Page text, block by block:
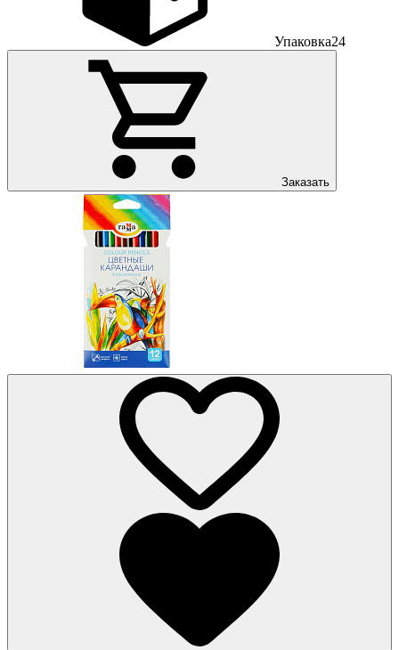
Упаковка24
Заказать